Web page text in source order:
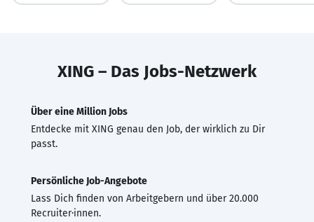
XING – Das Jobs-Netzwerk
Über eine Million Jobs
Entdecke mit XING genau den Job, der wirklich zu Dir
passt.
Persönliche Job-Angebote
Lass Dich finden von Arbeitgebern und über 20.000
Recruiter·innen.